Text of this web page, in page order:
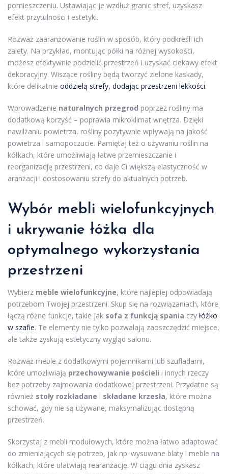
pomieszczeniu. Ustawiając je wzdłuż granic stref, uzyskasz
efekt przytulności i estetyki.
Rozważ zaaranżowanie roślin w sposób, który podkreśli ich
zalety. Na przykład, montując półki na różnej wysokości,
możesz efektywnie podzielić przestrzeń i uzyskać ciekawy efekt
dekoracyjny. Wiszące rośliny będą tworzyć zielone kaskady,
które delikatnie oddzielą strefy, dodając przestrzeni lekkości.
Wprowadzenie naturalnych przegrod poprzez rośliny ma
dodatkową korzyść – poprawia mikroklimat wnętrza. Dzięki
nawilżaniu powietrza, rośliny pozytywnie wpływają na jakość
powietrza i samopoczucie. Pamiętaj też o używaniu roślin na
kółkach, które umożliwiają łatwe przemieszczanie i
reorganizację przestrzeni, co daje Ci większą elastyczność w
aranżacji i dostosowaniu strefy do aktualnych potrzeb.
Wybór mebli wielofunkcyjnych
i ukrywanie łóżka dla
optymalnego wykorzystania
przestrzeni
Wybierz meble wielofunkcyjne, które najlepiej odpowiadają
potrzebom Twojej przestrzeni. Skup się na rozwiązaniach, które
łączą różne funkcje, takie jak sofa z funkcją spania czy łóżko
w szafie. Te elementy nie tylko pozwalają zaoszczędzić miejsce,
ale także zyskują estetyczny wygląd salonu.
Rozważ meble z dodatkowymi pojemnikami lub szufladami,
które umożliwiają przechowywanie pościeli i innych rzeczy
bez potrzeby zajmowania dodatkowej przestrzeni. Przydatne są
również stoły rozkładane i składane krzesła, które można
schować, gdy nie są używane, maksymalizując dostępną
przestrzeń.
Skorzystaj z mebli modułowych, które można łatwo adaptować
do zmieniających się potrzeb, jak np. wysuwane blaty i meble na
kółkach, które ułatwiają rearanżację. W ciągu dnia zyskasz